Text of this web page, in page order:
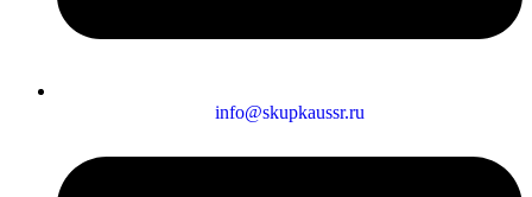
info@skupkaussr.ru